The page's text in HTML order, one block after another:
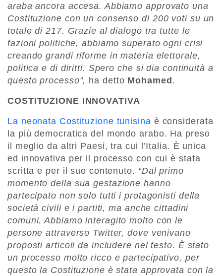
araba ancora accesa. Abbiamo approvato una
Costituzione con un consenso di 200 voti su un
totale di 217. Grazie al dialogo tra tutte le
fazioni politiche, abbiamo superato ogni crisi
creando grandi riforme in materia elettorale,
politica e di diritti. Spero che si dia continuità a
questo processo”, ha detto Mohamed .
COSTITUZIONE INNOVATIVA
La neonata Costituzione tunisina è considerata
la più democratica del mondo arabo. Ha preso
il meglio da altri Paesi, tra cui l’Italia. È unica
ed innovativa per il processo con cui è stata
scritta e per il suo contenuto. “Dal primo
momento della sua gestazione hanno
partecipato non solo tutti i protagonisti della
società civili e i partiti, ma anche cittadini
comuni. Abbiamo interagito molto con le
persone attraverso Twitter, dove venivano
proposti articoli da includere nel testo. È stato
un processo molto ricco e partecipativo, per
questo la Costituzione è stata approvata con la